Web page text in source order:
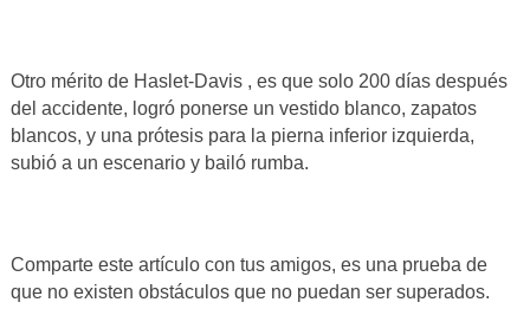
Otro mérito de Haslet-Davis , es que solo 200 días después
del accidente, logró ponerse un vestido blanco, zapatos
blancos, y una prótesis para la pierna inferior izquierda,
subió a un escenario y bailó rumba.
Comparte este artículo con tus amigos, es una prueba de
que no existen obstáculos que no puedan ser superados.